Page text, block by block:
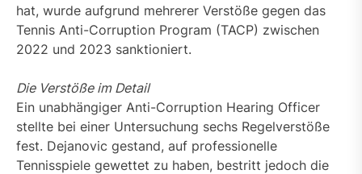
hat, wurde aufgrund mehrerer Verstöße gegen das
Tennis Anti-Corruption Program (TACP) zwischen
2022 und 2023 sanktioniert.
Die Verstöße im Detail
Ein unabhängiger Anti-Corruption Hearing Officer
stellte bei einer Untersuchung sechs Regelverstöße
fest. Dejanovic gestand, auf professionelle
Tennisspiele gewettet zu haben, bestritt jedoch die